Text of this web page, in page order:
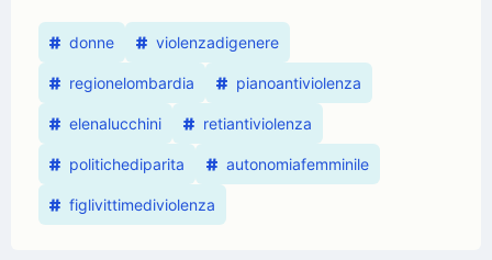
donne violenzadigenere
regionelombardia pianoantiviolenza
elenalucchini retiantiviolenza
politichediparita autonomiafemminile
figlivittimediviolenza